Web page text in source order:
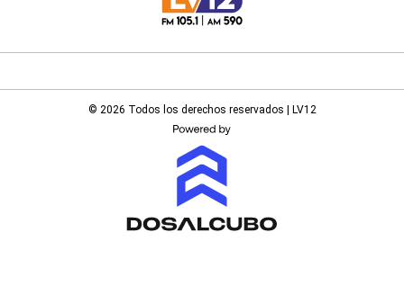
© 2026 Todos los derechos reservados | LV12